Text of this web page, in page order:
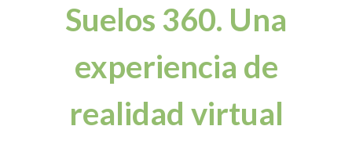
Suelos 360. Una
experiencia de
realidad virtual